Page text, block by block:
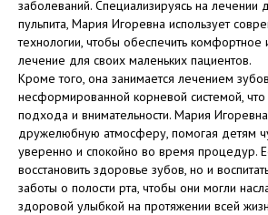
заболеваний. Специализируясь на лечении
пульпита, Мария Игоревна использует
технологии, чтобы обеспечить комфортное
лечение для своих маленьких пациентов.
Кроме того, она занимается лечением
несформированной корневой системой,
подхода и внимательности. Мария
дружелюбную атмосферу, помогая детям
уверенно и спокойно во время процедур.
восстановить здоровье зубов, но и
заботы о полости рта, чтобы они могли
здоровой улыбкой на протяжении всей